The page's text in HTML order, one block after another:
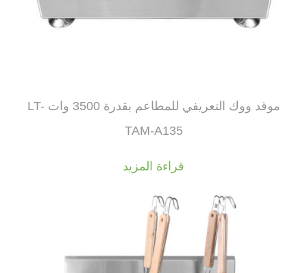
موقد ووك التعريفي للمطاعم بقدرة 3500 وات LT-
TAM-A135
قراءة المزيد